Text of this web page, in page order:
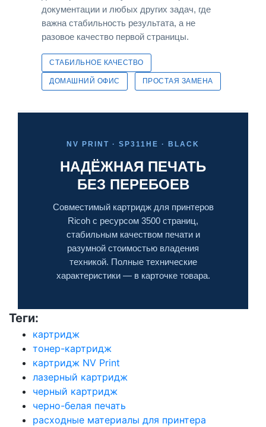
документации и любых других задач, где
важна стабильность результата, а не
разовое качество первой страницы.
СТАБИЛЬНОЕ КАЧЕСТВО
ДОМАШНИЙ ОФИС ПРОСТАЯ ЗАМЕНА
NV PRINT · SP311HE · BLACK
НАДЁЖНАЯ ПЕЧАТЬ
БЕЗ ПЕРЕБОЕВ
Совместимый картридж для принтеров
Ricoh с ресурсом 3500 страниц,
стабильным качеством печати и
разумной стоимостью владения
техникой. Полные технические
характеристики — в карточке товара.
Теги:
картридж
тонер-картридж
картридж NV Print
лазерный картридж
черный картридж
черно-белая печать
расходные материалы для принтера